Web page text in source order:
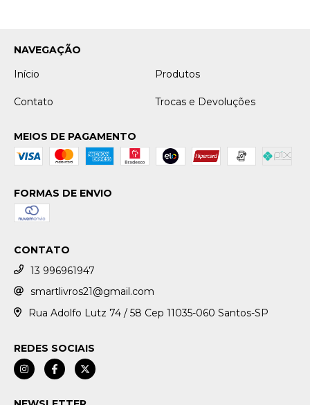
NAVEGAÇÃO
Início
Produtos
Contato Trocas e Devoluções
MEIOS DE PAGAMENTO
FORMAS DE ENVIO
CONTATO
13 996961947
smartlivros21@gmail.com
Rua Adolfo Lutz 74 / 58 Cep 11035-060 Santos-SP
REDES SOCIAIS